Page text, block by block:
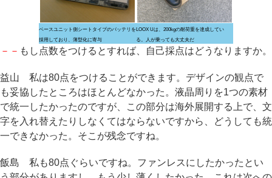
ベースユニット側シートタイプのバッテリを
採用しており、薄型化に寄与
LOOX Uは、200kgの耐荷重を達成してい
る。人が乗っても大丈夫だ
－－ もし点数をつけるとすれば、自己採点はどうなりますか。
益山 私は80点をつけることができます。デザインの観点で
も妥協したところはほとんどなかった。液晶周りを1つの素材
で統一したかったのですが、この部分は海外展開する上で、文
字を入れ替えたりしなくてはならないですから、どうしても統
一できなかった。そこが残念ですね。
飯島 私も80点ぐらいですね。ファンレスにしたかったとい